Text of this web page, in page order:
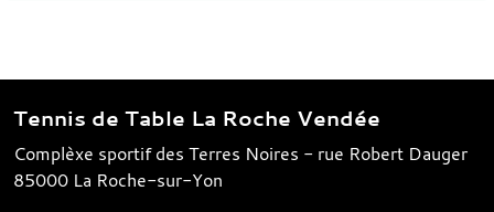
Tennis de Table La Roche Vendée
Complèxe sportif des Terres Noires - rue Robert Dauger
85000 La Roche-sur-Yon